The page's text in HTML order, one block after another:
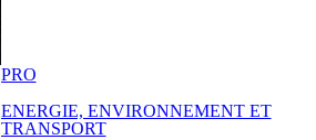
PRO
ENERGIE, ENVIRONNEMENT ET
TRANSPORT